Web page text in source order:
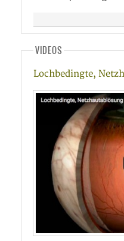
VIDEOS
Lochbedingte,